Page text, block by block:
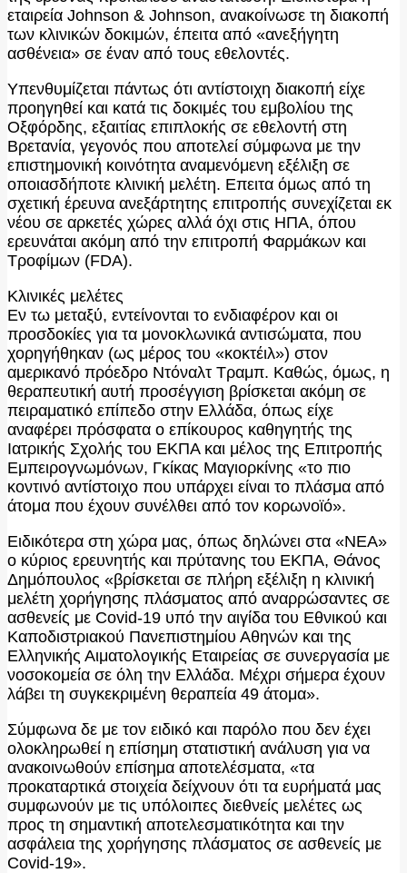
εταιρεία Johnson & Johnson, ανακοίνωσε τη διακοπή
των κλινικών δοκιμών, έπειτα από «ανεξήγητη
ασθένεια» σε έναν από τους εθελοντές.
Υπενθυμίζεται πάντως ότι αντίστοιχη διακοπή είχε
προηγηθεί και κατά τις δοκιμές του εμβολίου της
Οξφόρδης, εξαιτίας επιπλοκής σε εθελοντή στη
Βρετανία, γεγονός που αποτελεί σύμφωνα με την
επιστημονική κοινότητα αναμενόμενη εξέλιξη σε
οποιασδήποτε κλινική μελέτη. Επειτα όμως από τη
σχετική έρευνα ανεξάρτητης επιτροπής συνεχίζεται εκ
νέου σε αρκετές χώρες αλλά όχι στις ΗΠΑ, όπου
ερευνάται ακόμη από την επιτροπή Φαρμάκων και
Τροφίμων (FDA).
Κλινικές μελέτες
Εν τω μεταξύ, εντείνονται το ενδιαφέρον και οι
προσδοκίες για τα μονοκλωνικά αντισώματα, που
χορηγήθηκαν (ως μέρος του «κοκτέιλ») στον
αμερικανό πρόεδρο Ντόναλτ Τραμπ. Καθώς, όμως, η
θεραπευτική αυτή προσέγγιση βρίσκεται ακόμη σε
πειραματικό επίπεδο στην Ελλάδα, όπως είχε
αναφέρει πρόσφατα ο επίκουρος καθηγητής της
Ιατρικής Σχολής του ΕΚΠΑ και μέλος της Επιτροπής
Εμπειρογνωμόνων, Γκίκας Μαγιορκίνης «το πιο
κοντινό αντίστοιχο που υπάρχει είναι το πλάσμα από
άτομα που έχουν συνέλθει από τον κορωνοϊό».
Ειδικότερα στη χώρα μας, όπως δηλώνει στα «ΝΕΑ»
ο κύριος ερευνητής και πρύτανης του ΕΚΠΑ, Θάνος
Δημόπουλος «βρίσκεται σε πλήρη εξέλιξη η κλινική
μελέτη χορήγησης πλάσματος από αναρρώσαντες σε
ασθενείς με Covid-19 υπό την αιγίδα του Εθνικού και
Καποδιστριακού Πανεπιστημίου Αθηνών και της
Ελληνικής Αιματολογικής Εταιρείας σε συνεργασία με
νοσοκομεία σε όλη την Ελλάδα. Μέχρι σήμερα έχουν
λάβει τη συγκεκριμένη θεραπεία 49 άτομα».
Σύμφωνα δε με τον ειδικό και παρόλο που δεν έχει
ολοκληρωθεί η επίσημη στατιστική ανάλυση για να
ανακοινωθούν επίσημα αποτελέσματα, «τα
προκαταρτικά στοιχεία δείχνουν ότι τα ευρήματά μας
συμφωνούν με τις υπόλοιπες διεθνείς μελέτες ως
προς τη σημαντική αποτελεσματικότητα και την
ασφάλεια της χορήγησης πλάσματος σε ασθενείς με
Covid-19».